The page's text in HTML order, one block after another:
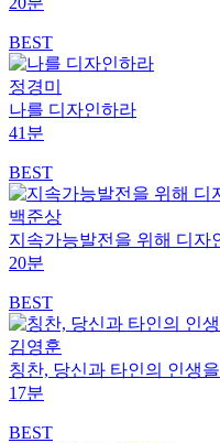
BEST
정경미
나를 디자인하라
41분
BEST
백준상
지속가능발전을 위해 디자
20분
BEST
김영훈
칭찬, 당신과 타인의 인생
17분
BEST